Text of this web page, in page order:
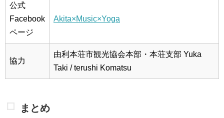
公式
Facebook
ページ
Akita×Music×Yoga
協力
由利本荘市観光協会本部・本荘支部 Yuka
Taki / terushi Komatsu
まとめ